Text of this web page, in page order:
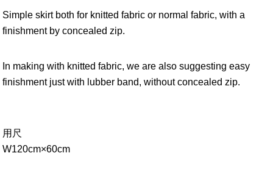
Simple skirt both for knitted fabric or normal fabric, with a
finishment by concealed zip.
In making with knitted fabric, we are also suggesting easy
finishment just with lubber band, without concealed zip.
用尺
W120cm×60cm